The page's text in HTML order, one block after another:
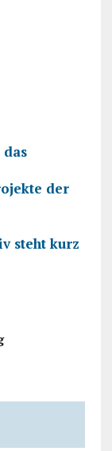
der
steht kurz